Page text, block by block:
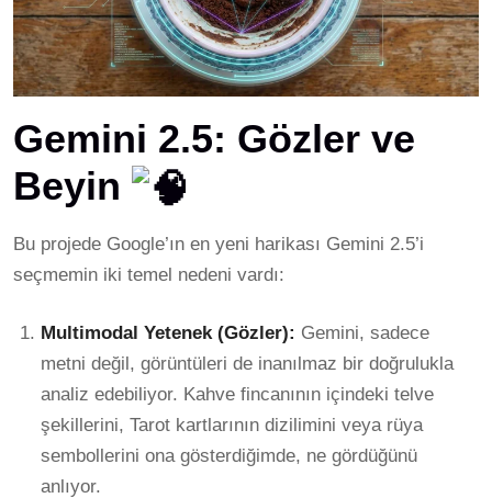
Gemini 2.5: Gözler ve
Beyin
Bu projede Google’ın en yeni harikası Gemini 2.5’i
seçmemin iki temel nedeni vardı:
Multimodal Yetenek (Gözler): Gemini, sadece
metni değil, görüntüleri de inanılmaz bir doğrulukla
analiz edebiliyor. Kahve fincanının içindeki telve
şekillerini, Tarot kartlarının dizilimini veya rüya
sembollerini ona gösterdiğimde, ne gördüğünü
anlıyor.